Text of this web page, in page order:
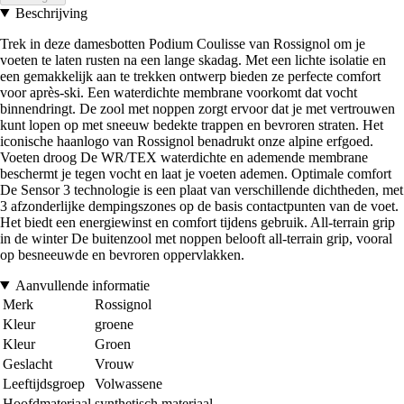
Beschrijving
Trek in deze damesbotten Podium Coulisse van Rossignol om je
voeten te laten rusten na een lange skadag. Met een lichte isolatie en
een gemakkelijk aan te trekken ontwerp bieden ze perfecte comfort
voor après-ski. Een waterdichte membrane voorkomt dat vocht
binnendringt. De zool met noppen zorgt ervoor dat je met vertrouwen
kunt lopen op met sneeuw bedekte trappen en bevroren straten. Het
iconische haanlogo van Rossignol benadrukt onze alpine erfgoed.
Voeten droog De WR/TEX waterdichte en ademende membrane
beschermt je tegen vocht en laat je voeten ademen. Optimale comfort
De Sensor 3 technologie is een plaat van verschillende dichtheden, met
3 afzonderlijke dempingszones op de basis contactpunten van de voet.
Het biedt een energiewinst en comfort tijdens gebruik. All-terrain grip
in de winter De buitenzool met noppen belooft all-terrain grip, vooral
op besneeuwde en bevroren oppervlakken.
Aanvullende informatie
Merk
Rossignol
Kleur
groene
Kleur
Groen
Geslacht
Vrouw
Leeftijdsgroep
Volwassene